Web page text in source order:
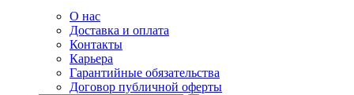
О нас
Доставка и оплата
Контакты
Карьера
Гарантийные обязательства
Договор публичной оферты